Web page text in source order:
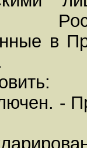
в
-